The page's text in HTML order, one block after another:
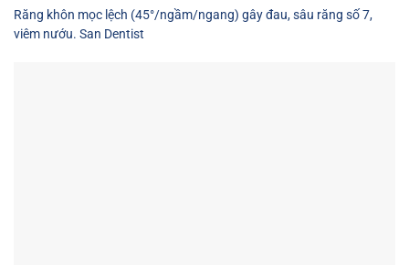
Răng khôn mọc lệch (45°/ngầm/ngang) gây đau, sâu răng số 7,
viêm nướu. San Dentist